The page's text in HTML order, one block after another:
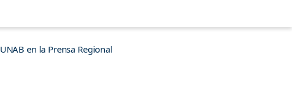
UNAB en la Prensa Regional